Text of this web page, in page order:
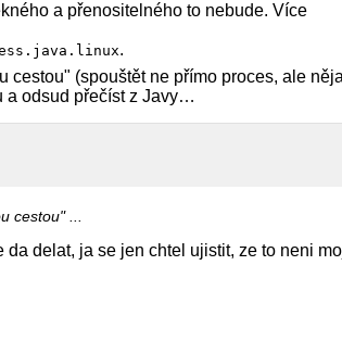
a přenositelného to nebude. Více
.
(spouštět ne přímo proces, ale
a odsud přečíst z Javy…
cestou" ...
da delat, ja se jen chtel ujistit, ze to neni